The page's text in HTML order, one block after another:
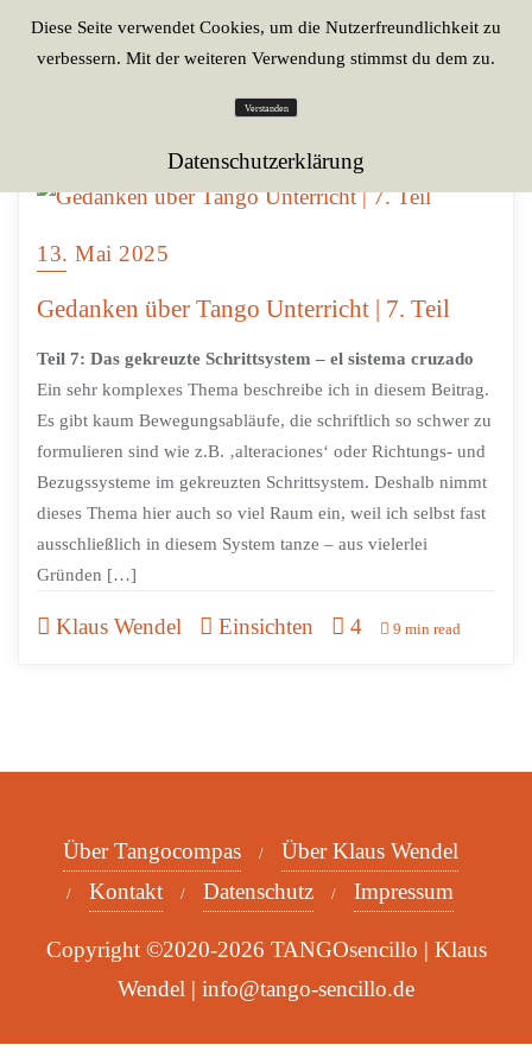
13. Mai 2025
Gedanken über Tango Unterricht | 7. Teil
Teil 7: Das gekreuzte Schrittsystem – el sistema cruzado
Ein sehr komplexes Thema beschreibe ich in diesem Beitrag.
Es gibt kaum Bewegungsabläufe, die schriftlich so schwer zu
formulieren sind wie z.B. ‚alteraciones‘ oder Richtungs- und
Bezugssysteme im gekreuzten Schrittsystem. Deshalb nimmt
dieses Thema hier auch so viel Raum ein, weil ich selbst fast
ausschließlich in diesem System tanze – aus vielerlei
Gründen […]
Klaus Wendel Einsichten 4 9 min read
Über Tangocompas
Über Klaus Wendel
Kontakt
Datenschutz Impressum
Copyright ©2020-2026 TANGOsencillo | Klaus
Wendel | info@tango-sencillo.de
Diese Seite verwendet Cookies, um die Nutzerfreundlichkeit zu
verbessern. Mit der weiteren Verwendung stimmst du dem zu.
Verstanden
Datenschutzerklärung